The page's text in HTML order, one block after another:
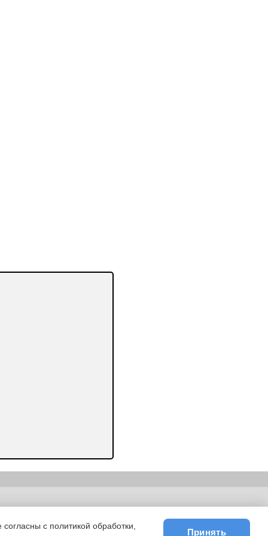
|E-mail
с политикой обработки,
Принять